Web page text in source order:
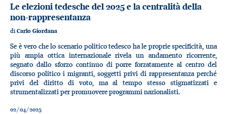
Le elezioni tedesche del 2025 e la centralità della
non-rappresentanza
di Carlo Giordana
Se è vero che lo scenario politico tedesco ha le proprie specificità, una
più ampia ottica internazionale rivela un andamento ricorrente,
segnato dallo sforzo continuo di porre forzatamente al centro del
discorso politico i migranti, soggetti privi di rappresentanza perché
privi del diritto di voto, ma al tempo stesso stigmatizzati e
strumentalizzati per promuovere programmi nazionalisti.
02/04/2025